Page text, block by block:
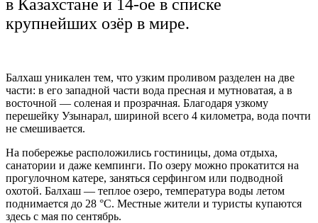
в Казахстане и 14-ое в списке
крупнейших озёр в мире.
Балхаш уникален тем, что узким проливом разделен на две
части: в его западной части вода пресная и мутноватая, а в
восточной — соленая и прозрачная. Благодаря узкому
перешейку Узынарал, шириной всего 4 километра, вода почти
не смешивается.
На побережье расположились гостиницы, дома отдыха,
санатории и даже кемпинги. По озеру можно прокатится на
прогулочном катере, заняться серфингом или подводной
охотой. Балхаш — теплое озеро, температура воды летом
поднимается до 28 °C. Местные жители и туристы купаются
здесь с мая по сентябрь.